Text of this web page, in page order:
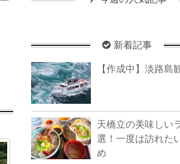
新着記事
【作成中】淡路島
天橋立の美味しい
選！一度は訪れた
め